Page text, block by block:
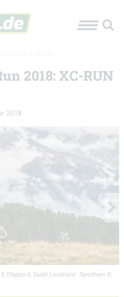
2018: XC-RUN
2018
Etappe 6, Sankt Leonhard - Sarnthein ©